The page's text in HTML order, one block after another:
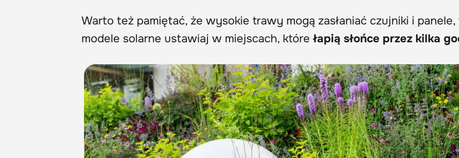
Warto też pamiętać, że wysokie trawy mogą zasłaniać czujniki i
modele solarne ustawiaj w miejscach, którełapią słońce przez kilka